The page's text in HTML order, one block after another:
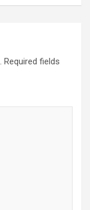
Required fields